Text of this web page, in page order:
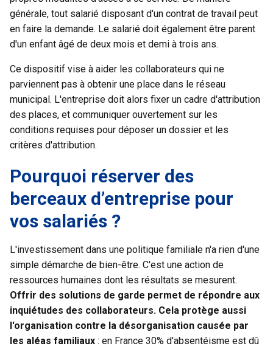
générale, tout salarié disposant d'un contrat de travail peut
en faire la demande. Le salarié doit également être parent
d'un enfant âgé de deux mois et demi à trois ans.
Ce dispositif vise à aider les collaborateurs qui ne
parviennent pas à obtenir une place dans le réseau
municipal. L'entreprise doit alors fixer un cadre d'attribution
des places, et communiquer ouvertement sur les
conditions requises pour déposer un dossier et les
critères d'attribution.
Pourquoi réserver des
berceaux d’entreprise pour
vos salariés ?
L'investissement dans une politique familiale n'a rien d'une
simple démarche de bien-être. C'est une action de
ressources humaines dont les résultats se mesurent.
Offrir des solutions de garde permet de répondre aux
inquiétudes des collaborateurs. Cela protège aussi
l'organisation contre la désorganisation causée par
les aléas familiaux : en France 30% d'absentéisme est dû